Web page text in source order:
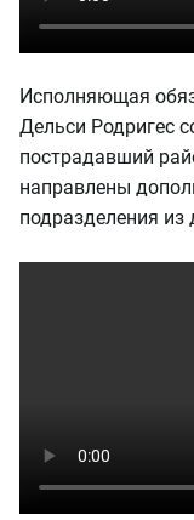
Исполняющая
Дельси Родригес
пострадавший
направлены
подразделения из